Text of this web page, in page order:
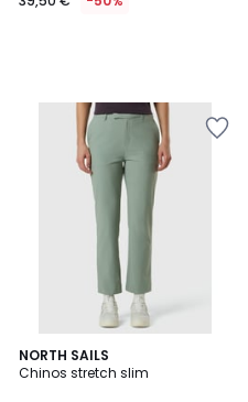
NORTH SAILS
Chinos stretch slim
2
Couleurs